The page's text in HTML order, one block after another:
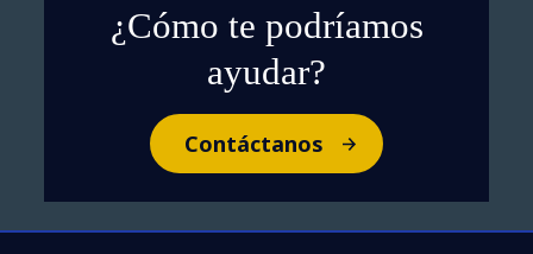
Google Cloud
¿Cómo te podríamos
ayudar?
Contáctanos